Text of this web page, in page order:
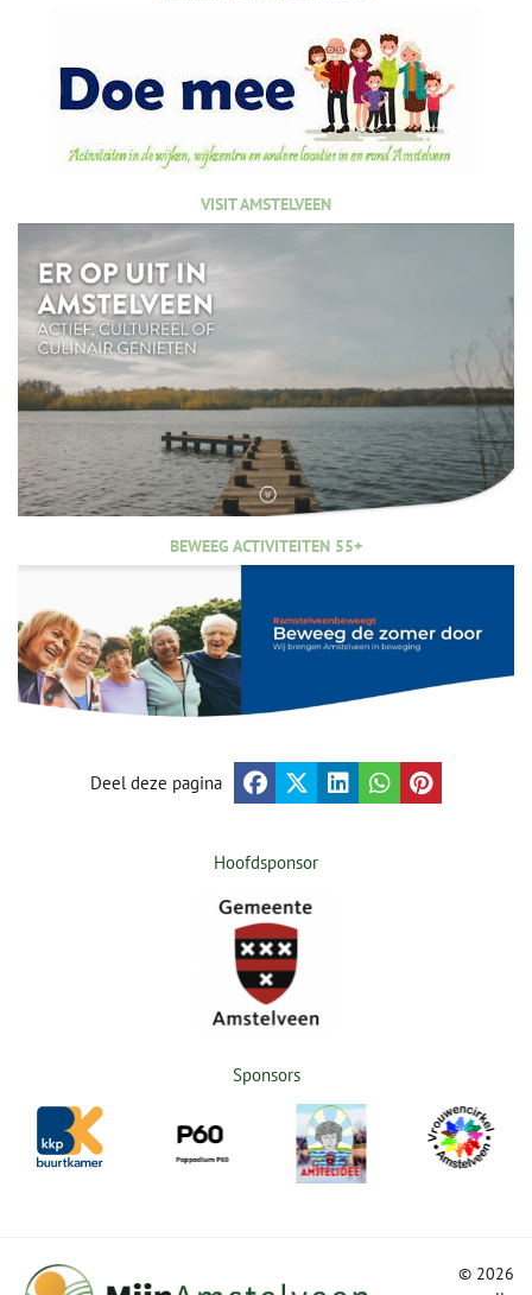
VISIT AMSTELVEEN
BEWEEG ACTIVITEITEN 55+
Deel deze pagina
Hoofdsponsor
Sponsors
© 2026